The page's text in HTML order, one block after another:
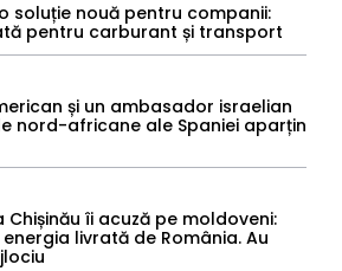
o soluție nouă pentru companii:
pentru carburant și transport
și un ambasador israelian
nord-africane ale Spaniei aparțin
Chișinău îi acuză pe moldoveni:
livrată de România. Au